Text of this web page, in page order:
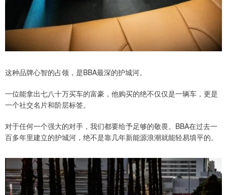
这种品牌心智的占领，是BBA最深的护城河。
一位能拿出七八十万买车的富豪，他购买的绝不仅仅是一辆车，更是
一个社交名片和阶层标签。
对于任何一个强大的对手，我们都要给予足够的敬畏。BBA在过去一
百多年里建立的护城河，绝不是靠几年新能源浪潮就能轻易填平的。